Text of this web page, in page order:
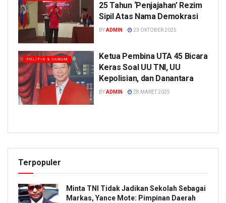
25 Tahun ‘Penjajahan’ Rezim
Sipil Atas Nama Demokrasi
BY ADMIN 23 OKTOBER 2025
POLITIK & HUKUM
Ketua Pembina UTA 45 Bicara
Keras Soal UU TNI, UU
Kepolisian, dan Danantara
BY ADMIN 28 MARET 2025
Terpopuler
Minta TNI Tidak Jadikan Sekolah Sebagai
Markas, Yance Mote: Pimpinan Daerah